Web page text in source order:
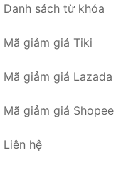
Danh sách từ khóa
Mã giảm giá Tiki
Mã giảm giá Lazada
Mã giảm giá Shopee
Liên hệ